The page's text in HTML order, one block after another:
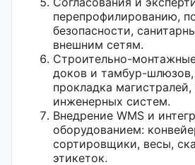
перепрофилированию,
безопасности,
внешним сетям.
Строительно-
доков и тамбур-шлюзов,
прокладка
инженерных систем.
Внедрение WMS и
оборудованием:
сортировщики, весы,
этикеток.